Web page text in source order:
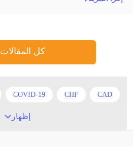
كل المقالات
CAD
CHF
COVID-19
Correlation Matrix
إظهار